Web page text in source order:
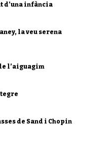
d’una infància
la veu serena
l’aiguagim
de Sand i Chopin